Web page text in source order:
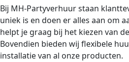
Bij MH-Partyverhuur staan
uniek is en doen er alles aan om
helpt je graag bij het kiezen van
Bovendien bieden wij flexibele
installatie van al onze producten.